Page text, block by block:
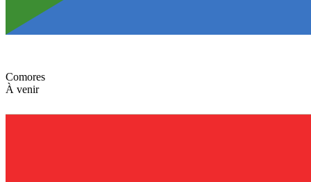
Comores
À venir